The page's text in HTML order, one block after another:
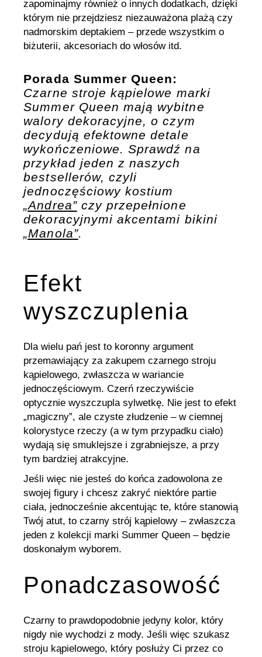
zapominajmy również o innych dodatkach, dzięki
którym nie przejdziesz niezauważona plażą czy
nadmorskim deptakiem – przede wszystkim o
biżuterii, akcesoriach do włosów itd.
Porada Summer Queen:
Czarne stroje kąpielowe marki
Summer Queen mają wybitne
walory dekoracyjne, o czym
decydują efektowne detale
wykończeniowe. Sprawdź na
przykład jeden z naszych
bestsellerów, czyli
jednoczęściowy kostium
„Andrea”czy przepełnione
dekoracyjnymi akcentami bikini
„Manola”.
Efekt
wyszczuplenia
Dla wielu pań jest to koronny argument
przemawiający za zakupem czarnego stroju
kąpielowego, zwłaszcza w wariancie
jednoczęściowym. Czerń rzeczywiście
optycznie wyszczupla sylwetkę. Nie jest to efekt
„magiczny”, ale czyste złudzenie – w ciemnej
kolorystyce rzeczy (a w tym przypadku ciało)
wydają się smuklejsze i zgrabniejsze, a przy
tym bardziej atrakcyjne.
Jeśli więc nie jesteś do końca zadowolona ze
swojej figury i chcesz zakryć niektóre partie
ciała, jednocześnie akcentując te, które stanowią
Twój atut, to czarny strój kąpielowy – zwłaszcza
jeden z kolekcji marki Summer Queen – będzie
doskonałym wyborem.
Ponadczasowość
Czarny to prawdopodobnie jedyny kolor, który
nigdy nie wychodzi z mody. Jeśli więc szukasz
stroju kąpielowego, który posłuży Ci przez co